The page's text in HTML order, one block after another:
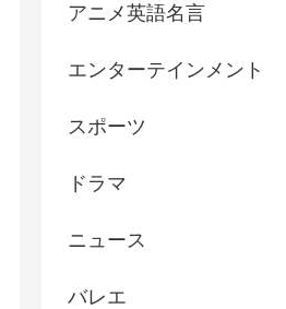
アニメ英語名言
エンターテインメント
スポーツ
ドラマ
ニュース
バレエ